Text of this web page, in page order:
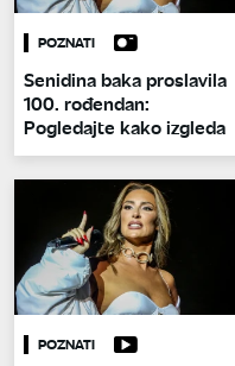
POZNATI
Senidina baka proslavila
100. rođendan:
Pogledajte kako izgleda
POZNATI